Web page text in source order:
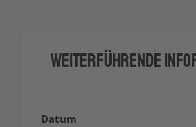
Weiterführende
Datum